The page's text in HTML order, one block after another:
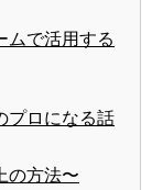
ムで活用する
プロになる話
の方法〜